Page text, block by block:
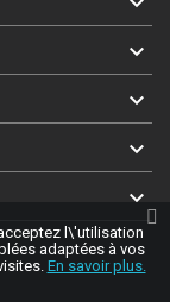




l\'utilisation
adaptées à vos
En savoir plus.